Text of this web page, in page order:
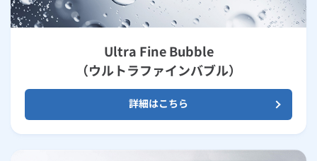
Ultra Fine Bubble
（ウルトラファインバブル）
詳細はこちら